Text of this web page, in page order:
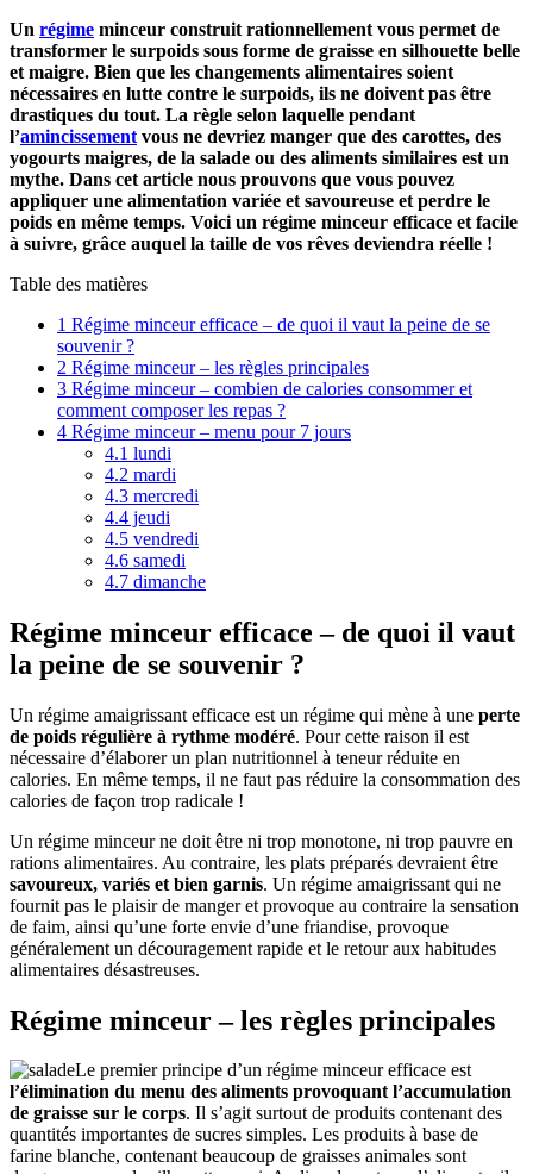
Un régime minceur construit rationnellement vous permet de
transformer le surpoids sous forme de graisse en silhouette belle
et maigre. Bien que les changements alimentaires soient
nécessaires en lutte contre le surpoids, ils ne doivent pas être
drastiques du tout. La règle selon laquelle pendant
l’amincissement vous ne devriez manger que des carottes, des
yogourts maigres, de la salade ou des aliments similaires est un
mythe. Dans cet article nous prouvons que vous pouvez
appliquer une alimentation variée et savoureuse et perdre le
poids en même temps. Voici un régime minceur efficace et facile
à suivre, grâce auquel la taille de vos rêves deviendra réelle !
Table des matières
1 Régime minceur efficace – de quoi il vaut la peine de se
souvenir ?
2 Régime minceur – les règles principales
3 Régime minceur – combien de calories consommer et
comment composer les repas ?
4 Régime minceur – menu pour 7 jours
4.1 lundi
4.2 mardi
4.3 mercredi
4.4 jeudi
4.5 vendredi
4.6 samedi
4.7 dimanche
Régime minceur efficace – de quoi il vaut
la peine de se souvenir ?
Un régime amaigrissant efficace est un régime qui mène à une perte
de poids régulière à rythme modéré. Pour cette raison il est
nécessaire d’élaborer un plan nutritionnel à teneur réduite en
calories. En même temps, il ne faut pas réduire la consommation des
calories de façon trop radicale !
Un régime minceur ne doit être ni trop monotone, ni trop pauvre en
rations alimentaires. Au contraire, les plats préparés devraient être
savoureux, variés et bien garnis. Un régime amaigrissant qui ne
fournit pas le plaisir de manger et provoque au contraire la sensation
de faim, ainsi qu’une forte envie d’une friandise, provoque
généralement un découragement rapide et le retour aux habitudes
alimentaires désastreuses.
Régime minceur – les règles principales
Le premier principe d’un régime minceur efficace est
l’élimination du menu des aliments provoquant l’accumulation
de graisse sur le corps. Il s’agit surtout de produits contenant des
quantités importantes de sucres simples. Les produits à base de
farine blanche, contenant beaucoup de graisses animales sont